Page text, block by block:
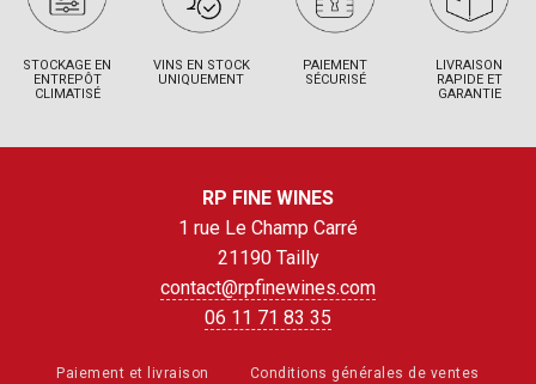
STOCKAGE EN
ENTREPÔT
CLIMATISÉ
VINS EN STOCK
UNIQUEMENT
PAIEMENT
SÉCURISÉ
LIVRAISON
RAPIDE ET
GARANTIE
RP FINE WINES
1 rue Le Champ Carré
21190 Tailly
contact@rpfinewines.com
06 11 71 83 35
Paiement et livraison Conditions générales de ventes